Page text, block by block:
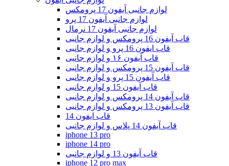
لوازم جانبی آیفون 17 پرومکس
لوازم جانبی آیفون 17 پرو
لوازم جانبی آیفون 17 نرمال
قاب آیفون 16 پرومکس و لوازم جانبی
قاب ایفون 16 پرو و لوازم جانبی
قاب آیفون ۱۶ و لوازم جانبی
قاب آیفون 15 پرومکس و لوازم جانبی
قاب آیفون 15 پرو و لوازم جانبی
قاب آیفون 15 و لوازم جانبی
قاب آیفون 14 پرومکس و لوازم جانبی
قاب آیفون 13 پرومکس و لوازم جانبی
قاب ایفون 14
قاب آیفون 14 پلاس و لوازم جانبی
iphone 13 pro
iphone 14 pro
قاب آیفون 13 و لوازم جانبی
iphone 12 pro max